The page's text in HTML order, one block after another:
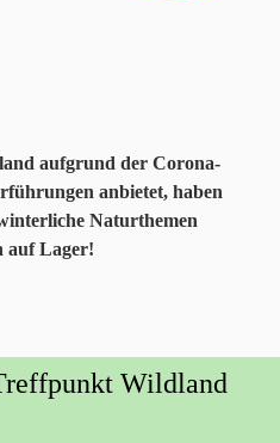
aufgrund der Corona-
anbietet, haben
Naturthemen
auf Lager!
Wildland